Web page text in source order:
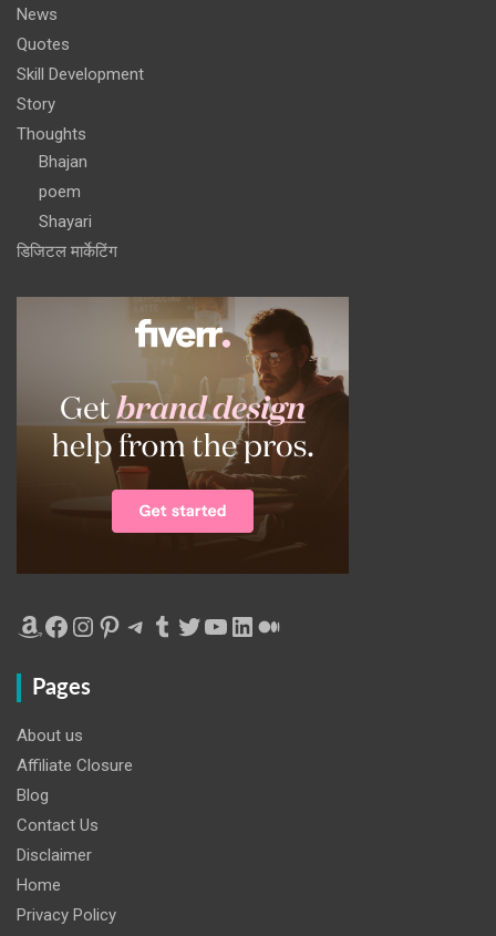
News
Quotes
Skill Development
Story
Thoughts
Bhajan
poem
Shayari
डिजिटल मार्केटिंग
Amazon
Facebook
Instagram
Pinterest
Telegram
Tumblr
Twitter
YouTube
LinkedIn
Medium
Pages
About us
Affiliate Closure
Blog
Contact Us
Disclaimer
Home
Privacy Policy